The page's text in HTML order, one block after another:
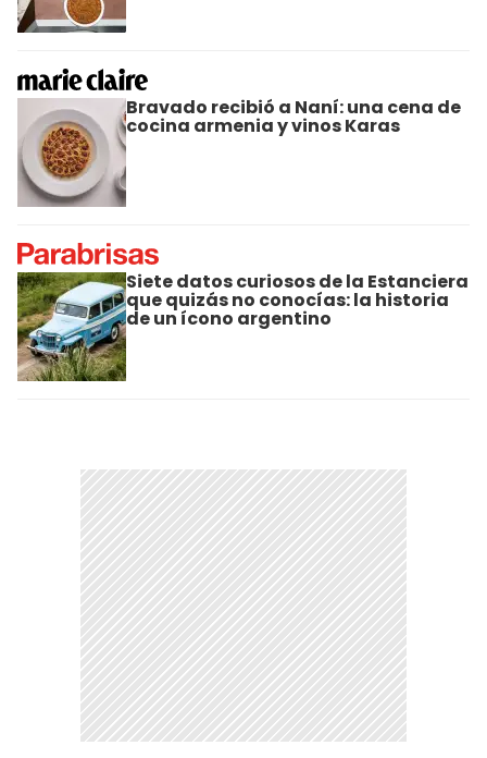
Bravado recibió a Naní: una cena de
cocina armenia y vinos Karas
Siete datos curiosos de la Estanciera
que quizás no conocías: la historia
de un ícono argentino